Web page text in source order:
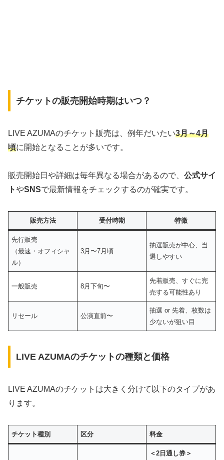
チケットの販売開始時期はいつ？
LIVE AZUMAのチケット販売は、例年だいたい3月～4月
頃に開始となることが多いです。
販売開始日や詳細は毎年異なる場合があるので、 公式サイ
トやSNSで最新情報をチェックするのが確実です。
販売方法 受付時期 特徴
先行販売
（最速・オフィシャ
ル）
3月〜7月頃
抽選販売が中心、当
選しやすい
一般販売 8月下旬〜
先着販売、すぐに完
売する可能性あり
リセール 公演直前〜
抽選 or 先着、枚数は
少ないが狙い目
LIVE AZUMAのチケットの種類と価格
LIVE AZUMAのチケットは大きく分けて以下のタイプがあ
ります。
チケット種別 区分 料金
＜2日通し券＞